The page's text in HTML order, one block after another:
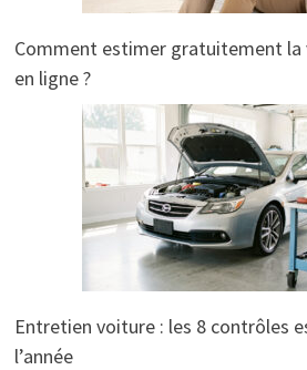
Comment estimer gratuitement la
en ligne ?
Entretien voiture : les 8 contrôles
l’année